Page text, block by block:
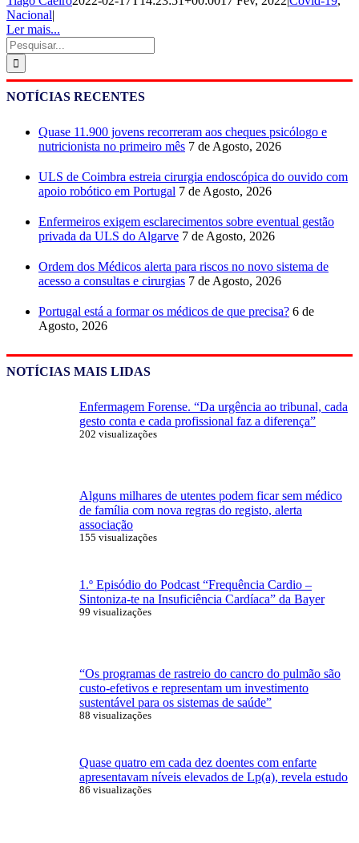
Nacional|
Ler mais...
Pesquisar
NOTÍCIAS RECENTES
Quase 11.900 jovens recorreram aos cheques psicólogo e
nutricionista no primeiro mês 7 de Agosto, 2026
ULS de Coimbra estreia cirurgia endoscópica do ouvido com
apoio robótico em Portugal 7 de Agosto, 2026
Enfermeiros exigem esclarecimentos sobre eventual gestão
privada da ULS do Algarve 7 de Agosto, 2026
Ordem dos Médicos alerta para riscos no novo sistema de
acesso a consultas e cirurgias 7 de Agosto, 2026
Portugal está a formar os médicos de que precisa? 6 de
Agosto, 2026
NOTÍCIAS MAIS LIDAS
Enfermagem Forense. “Da urgência ao tribunal, cada
gesto conta e cada profissional faz a diferença”
202 visualizações
Alguns milhares de utentes podem ficar sem médico
de família com nova regras do registo, alerta
associação
155 visualizações
1.º Episódio do Podcast “Frequência Cardio –
Sintoniza-te na Insuficiência Cardíaca” da Bayer
99 visualizações
“Os programas de rastreio do cancro do pulmão são
custo-efetivos e representam um investimento
sustentável para os sistemas de saúde”
88 visualizações
Quase quatro em cada dez doentes com enfarte
apresentavam níveis elevados de Lp(a), revela estudo
86 visualizações